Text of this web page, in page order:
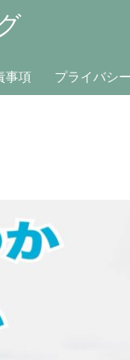
事項 プライバシ